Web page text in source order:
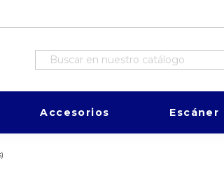
Accesorios Escáner